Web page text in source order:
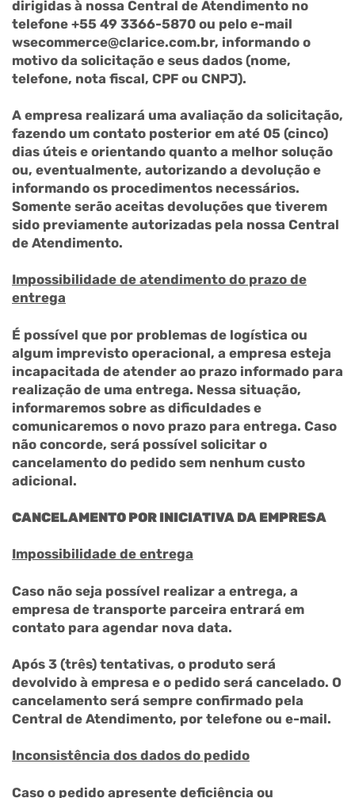
dirigidas à nossa Central de Atendimento no
telefone +55 49 3366-5870 ou pelo e-mail
wsecommerce@clarice.com.br, informando o
motivo da solicitação e seus dados (nome,
telefone, nota fiscal, CPF ou CNPJ).
A empresa realizará uma avaliação da solicitação,
fazendo um contato posterior em até 05 (cinco)
dias úteis e orientando quanto a melhor solução
ou, eventualmente, autorizando a devolução e
informando os procedimentos necessários.
Somente serão aceitas devoluções que tiverem
sido previamente autorizadas pela nossa Central
de Atendimento.
Impossibilidade de atendimento do prazo de
entrega
É possível que por problemas de logística ou
algum imprevisto operacional, a empresa esteja
incapacitada de atender ao prazo informado para
realização de uma entrega. Nessa situação,
informaremos sobre as dificuldades e
comunicaremos o novo prazo para entrega. Caso
não concorde, será possível solicitar o
cancelamento do pedido sem nenhum custo
adicional.
CANCELAMENTO POR INICIATIVA DA EMPRESA
Impossibilidade de entrega
Caso não seja possível realizar a entrega, a
empresa de transporte parceira entrará em
contato para agendar nova data.
Após 3 (três) tentativas, o produto será
devolvido à empresa e o pedido será cancelado. O
cancelamento será sempre confirmado pela
Central de Atendimento, por telefone ou e-mail.
Inconsistência dos dados do pedido
Caso o pedido apresente deficiência ou